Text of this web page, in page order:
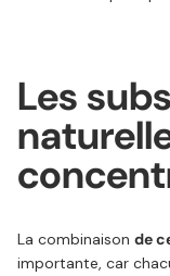
Les
La combinaison de
importante, car